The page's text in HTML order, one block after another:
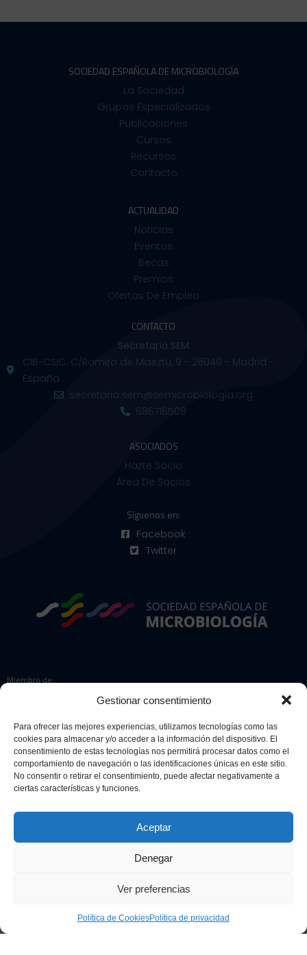
Gestionar consentimiento
Para ofrecer las mejores experiencias, utilizamos tecnologías como las
cookies para almacenar y/o acceder a la información del dispositivo. El
consentimiento de estas tecnologías nos permitirá procesar datos como el
comportamiento de navegación o las identificaciones únicas en este sitio.
No consentir o retirar el consentimiento, puede afectar negativamente a
ciertas características y funciones.
Aceptar
Denegar
Ver preferencias
Política de CookiesPolítica de privacidad
Miembro de:
Colaboradores:
SOCIEDAD ESPAÑOLA DE MICROBIOLOGÍA
La Sociedad
Grupos Especializados
Publicaciones
Cursos
Recursos
Contacto
ACTUALIDAD
Noticias
Eventos
Becas
Premios
Ofertas De Empleo
CONTACTO
Secretaría SEM
CIB-CSIC. C/Ramiro de Maeztu, 9 - 28040 - Madrid -
España
secretaria.sem@semicrobiologia.org
686716508
ASOCIADOS
Hazte Socio
Área De Socios
Síguenos en:
Facebook
Twitter
© 2026 Sociedad Española de Microbiología. Todos los derechos
Retrazos Agencia Creativa